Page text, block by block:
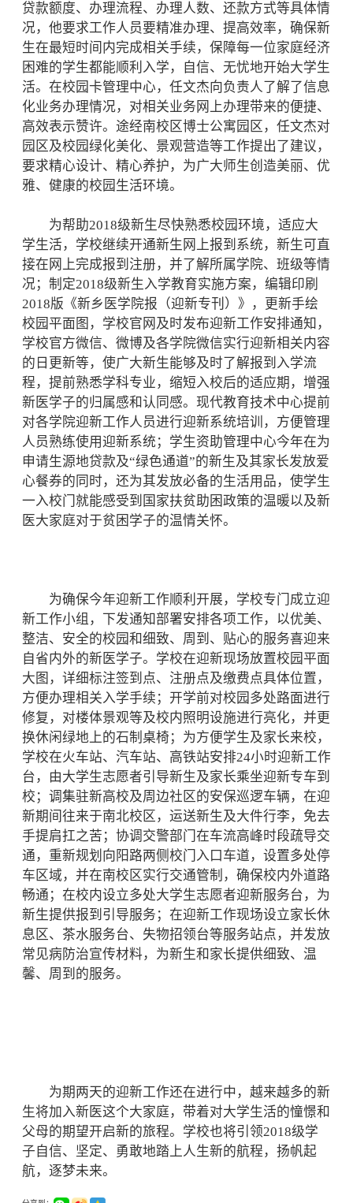
贷款额度、办理流程、办理人数、还款方式等具体情
况，他要求工作人员要精准办理、提高效率，确保新
生在最短时间内完成相关手续，保障每一位家庭经济
困难的学生都能顺利入学，自信、无忧地开始大学生
活。在校园卡管理中心，任文杰向负责人了解了信息
化业务办理情况，对相关业务网上办理带来的便捷、
高效表示赞许。途经南校区博士公寓园区，任文杰对
园区及校园绿化美化、景观营造等工作提出了建议，
要求精心设计、精心养护，为广大师生创造美丽、优
雅、健康的校园生活环境。
为帮助2018级新生尽快熟悉校园环境，适应大
学生活，学校继续开通新生网上报到系统，新生可直
接在网上完成报到注册，并了解所属学院、班级等情
况；制定2018级新生入学教育实施方案，编辑印刷
2018版《新乡医学院报（迎新专刊）》，更新手绘
校园平面图，学校官网及时发布迎新工作安排通知，
学校官方微信、微博及各学院微信实行迎新相关内容
的日更新等，使广大新生能够及时了解报到入学流
程，提前熟悉学科专业，缩短入校后的适应期，增强
新医学子的归属感和认同感。现代教育技术中心提前
对各学院迎新工作人员进行迎新系统培训，方便管理
人员熟练使用迎新系统；学生资助管理中心今年在为
申请生源地贷款及“绿色通道”的新生及其家长发放爱
心餐券的同时，还为其发放必备的生活用品，使学生
一入校门就能感受到国家扶贫助困政策的温暖以及新
医大家庭对于贫困学子的温情关怀。
为确保今年迎新工作顺利开展，学校专门成立迎
新工作小组，下发通知部署安排各项工作，以优美、
整洁、安全的校园和细致、周到、贴心的服务喜迎来
自省内外的新医学子。学校在迎新现场放置校园平面
大图，详细标注签到点、注册点及缴费点具体位置，
方便办理相关入学手续；开学前对校园多处路面进行
修复，对楼体景观等及校内照明设施进行亮化，并更
换休闲绿地上的石制桌椅；为方便学生及家长来校，
学校在火车站、汽车站、高铁站安排24小时迎新工作
台，由大学生志愿者引导新生及家长乘坐迎新专车到
校；调集驻新高校及周边社区的安保巡逻车辆，在迎
新期间往来于南北校区，运送新生及大件行李，免去
手提肩扛之苦；协调交警部门在车流高峰时段疏导交
通，重新规划向阳路两侧校门入口车道，设置多处停
车区域，并在南校区实行交通管制，确保校内外道路
畅通；在校内设立多处大学生志愿者迎新服务台，为
新生提供报到引导服务；在迎新工作现场设立家长休
息区、茶水服务台、失物招领台等服务站点，并发放
常见病防治宣传材料，为新生和家长提供细致、温
馨、周到的服务。
为期两天的迎新工作还在进行中，越来越多的新
生将加入新医这个大家庭，带着对大学生活的憧憬和
父母的期望开启新的旅程。学校也将引领2018级学
子自信、坚定、勇敢地踏上人生新的航程，扬帆起
航，逐梦未来。